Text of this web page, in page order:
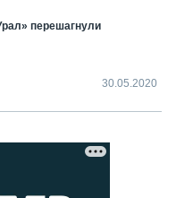
перешагнули
30.05.2020